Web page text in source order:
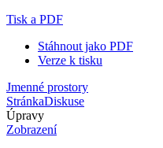
Tisk a PDF
Stáhnout jako PDF
Verze k tisku
Jmenné prostory
StránkaDiskuse
Úpravy
Zobrazení